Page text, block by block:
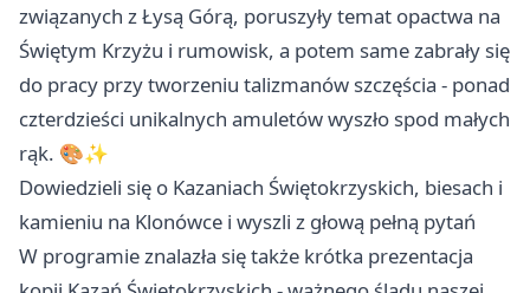
związanych z Łysą Górą, poruszyły temat opactwa na
Świętym Krzyżu i rumowisk, a potem same zabrały się
do pracy przy tworzeniu talizmanów szczęścia - ponad
czterdzieści unikalnych amuletów wyszło spod małych
rąk. 🎨✨
Dowiedzieli się o Kazaniach Świętokrzyskich, biesach i
kamieniu na Klonówce i wyszli z głową pełną pytań
W programie znalazła się także krótka prezentacja